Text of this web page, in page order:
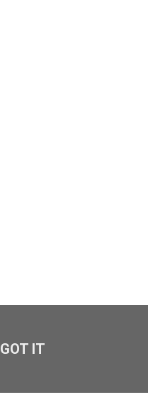
GOT IT